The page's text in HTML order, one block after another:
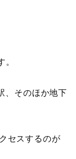
。
、そのほか地下
セスするのが